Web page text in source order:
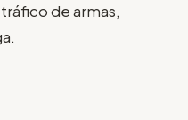
de armas,